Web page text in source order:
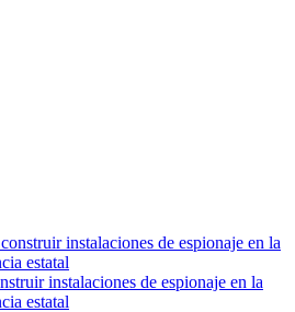
instalaciones de espionaje en la
estatal